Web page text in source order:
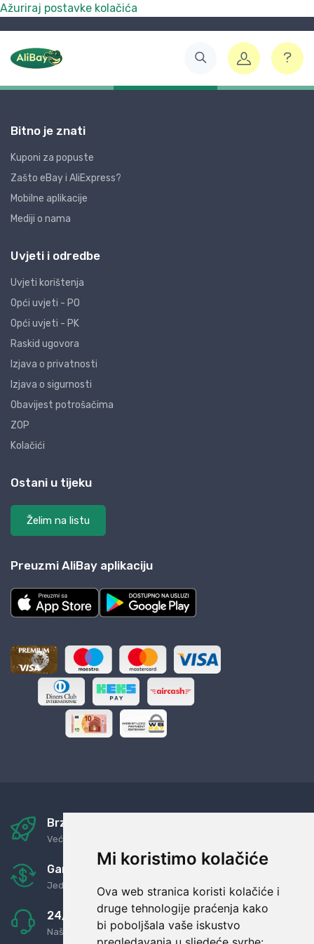
Mi koristimo kolačiće
Ova web stranica koristi kolačiće i
druge tehnologije praćenja kako
bi poboljšala vaše iskustvo
Ažuriraj postavke kolačića
Bitno je znati
Kuponi za popuste
Zašto eBay i AliExpress?
Mobilne aplikacije
Mediji o nama
Uvjeti i odredbe
Uvjeti korištenja
Opći uvjeti - PO
Opći uvjeti - PK
Raskid ugovora
Izjava o privatnosti
Izjava o sigurnosti
Obavijest potrošačima
ZOP
Kolačići
Ostani u tijeku
Želim na listu
Preuzmi AliBay aplikaciju
Brza i sigurna dostava
Već za nekoliko dana kod vas
Garancija u povrat novaca
Jednostavno pravilo: Roba za novac
24/7 odlična podrška
Naši agenti uvijek na raspolaganju